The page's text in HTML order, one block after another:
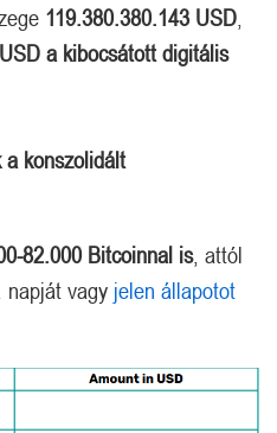
119.380.380.143 USD
USD a kibocsátott digitális
a konszolidált
82.000 Bitcoinnal is, attól
napját vagy jelen állapotot